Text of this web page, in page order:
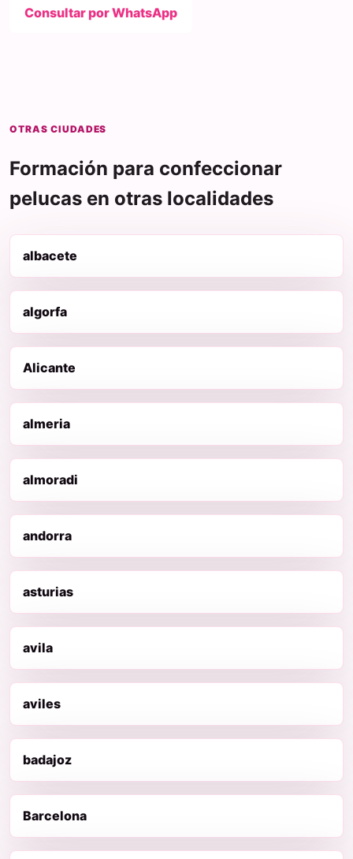
Consultar por WhatsApp
OTRAS CIUDADES
Formación para confeccionar
pelucas en otras localidades
albacete
algorfa
Alicante
almeria
almoradi
andorra
asturias
avila
aviles
badajoz
Barcelona